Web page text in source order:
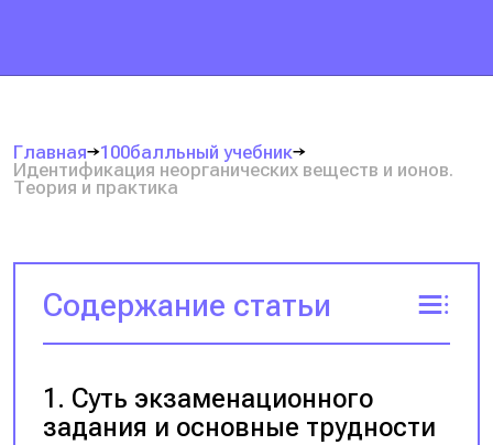
Главная
100балльный учебник
Идентификация неорганических веществ и ионов.
Теория и практика
Содержание статьи
Суть экзаменационного
задания и основные трудности